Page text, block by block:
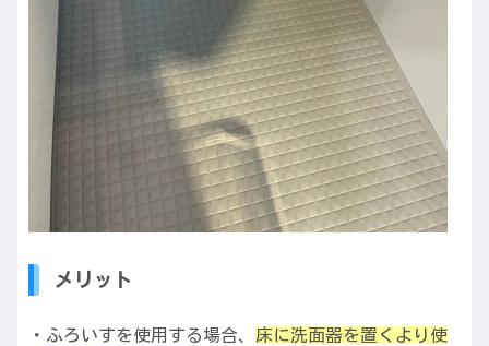
メリット
・ふろいすを使用する場合、 床に洗面器を置くより使